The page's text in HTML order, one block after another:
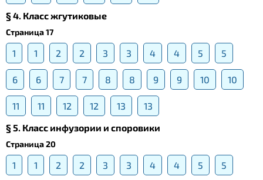
§ 4. Класс жгутиковые
Страница 17
1 1 2 2 3 3 4 4 5 5
6 6 7 7 8 8 9 9 10 10
11 11 12 12 13
13
§ 5. Класс инфузории и споровики
Страница 20
1 1 2 2 3 3 4 4 5 5